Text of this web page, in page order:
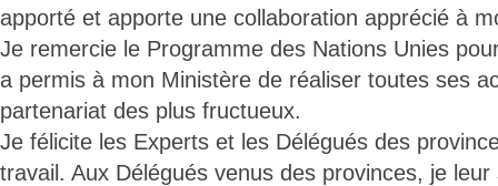
apporté et apporte une collaboration apprécié à
Je remercie le Programme des Nations Unies
a permis à mon Ministère de réaliser toutes ses
partenariat des plus fructueux.
Je félicite les Experts et les Délégués des
travail. Aux Délégués venus des provinces, je